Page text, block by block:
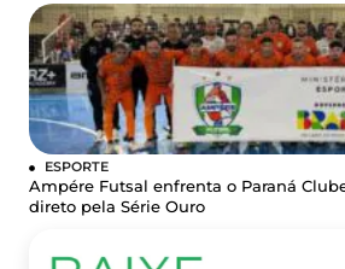
ESPORTE
Ampére Futsal enfrenta o Paraná
direto pela Série Ouro